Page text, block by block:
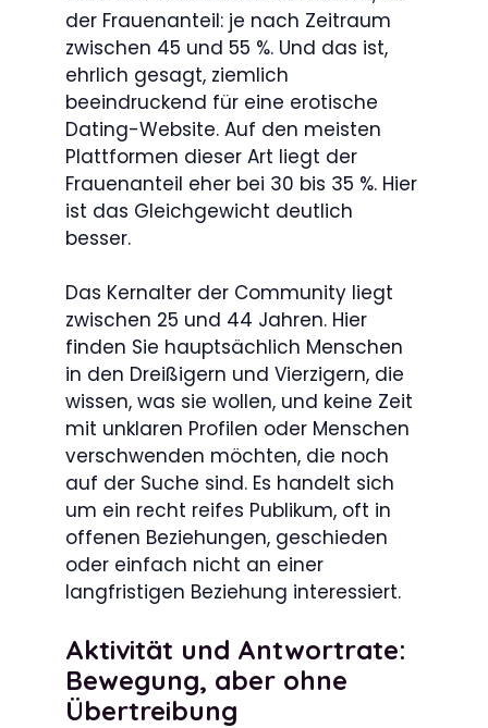
der Frauenanteil: je nach Zeitraum
zwischen 45 und 55 %. Und das ist,
ehrlich gesagt, ziemlich
beeindruckend für eine erotische
Dating-Website. Auf den meisten
Plattformen dieser Art liegt der
Frauenanteil eher bei 30 bis 35 %. Hier
ist das Gleichgewicht deutlich
besser.
Das Kernalter der Community liegt
zwischen 25 und 44 Jahren. Hier
finden Sie hauptsächlich Menschen
in den Dreißigern und Vierzigern, die
wissen, was sie wollen, und keine Zeit
mit unklaren Profilen oder Menschen
verschwenden möchten, die noch
auf der Suche sind. Es handelt sich
um ein recht reifes Publikum, oft in
offenen Beziehungen, geschieden
oder einfach nicht an einer
langfristigen Beziehung interessiert.
Aktivität und Antwortrate:
Bewegung, aber ohne
Übertreibung